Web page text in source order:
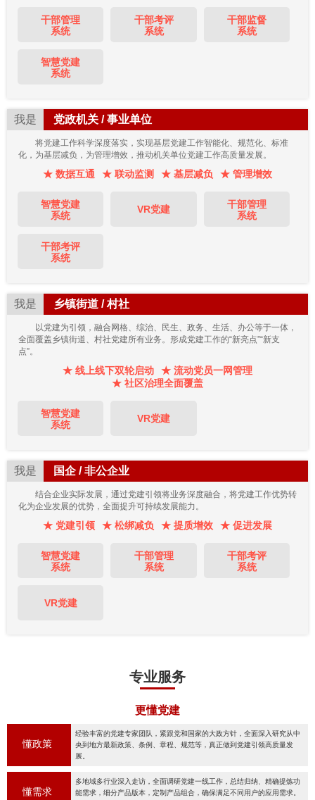
干部管理
系统
干部考评
系统
干部监督
系统
智慧党建
系统
我是 党政机关 / 事业单位
将党建工作科学深度落实，实现基层党建工作智能化、规范化、标准
化，为基层减负，为管理增效，推动机关单位党建工作高质量发展。
★ 数据互通 ★ 联动监测 ★ 基层减负 ★ 管理增效
智慧党建
系统
VR党建
干部管理
系统
干部考评
系统
我是 乡镇街道 / 村社
以党建为引领，融合网格、综治、民生、政务、生活、办公等于一体，
全面覆盖乡镇街道、村社党建所有业务。形成党建工作的“新亮点”“新支
点”。
★ 线上线下双轮启动
★ 流动党员一网管理
★ 社区治理全面覆盖
智慧党建
系统
VR党建
我是 国企 / 非公企业
结合企业实际发展，通过党建引领将业务深度融合，将党建工作优势转
化为企业发展的优势，全面提升可持续发展能力。
★ 党建引领 ★ 松绑减负 ★ 提质增效 ★ 促进发展
智慧党建
系统
干部管理
系统
干部考评
系统
VR党建
专业服务
更懂党建
懂政策
经验丰富的党建专家团队，紧跟党和国家的大政方针，全面深入研究从中
央到地方最新政策、条例、章程、规范等，真正做到党建引领高质量发
展。
懂需求
多地域多行业深入走访，全面调研党建一线工作，总结归纳、精确提炼功
能需求，细分产品版本，定制产品组合，确保满足不同用户的应用需求。